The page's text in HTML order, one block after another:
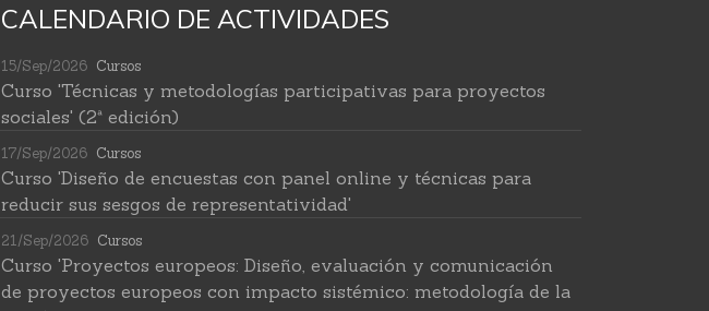
CALENDARIO DE ACTIVIDADES
15/Sep/2026 Cursos
Curso 'Técnicas y metodologías participativas para proyectos
sociales' (2ª edición)
17/Sep/2026 Cursos
Curso 'Diseño de encuestas con panel online y técnicas para
reducir sus sesgos de representatividad'
21/Sep/2026 Cursos
Curso 'Proyectos europeos: Diseño, evaluación y comunicación
de proyectos europeos con impacto sistémico: metodología de la